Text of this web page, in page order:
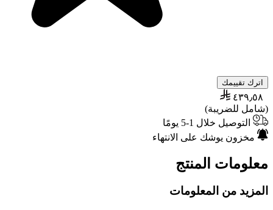
اترك تقييمك
٤٣٩٫٥٨
(شامل للضريبة)
التوصيل خلال 1-5 يومًا
مخزون يوشك على الانتهاء
معلومات المنتج
المزيد من المعلومات